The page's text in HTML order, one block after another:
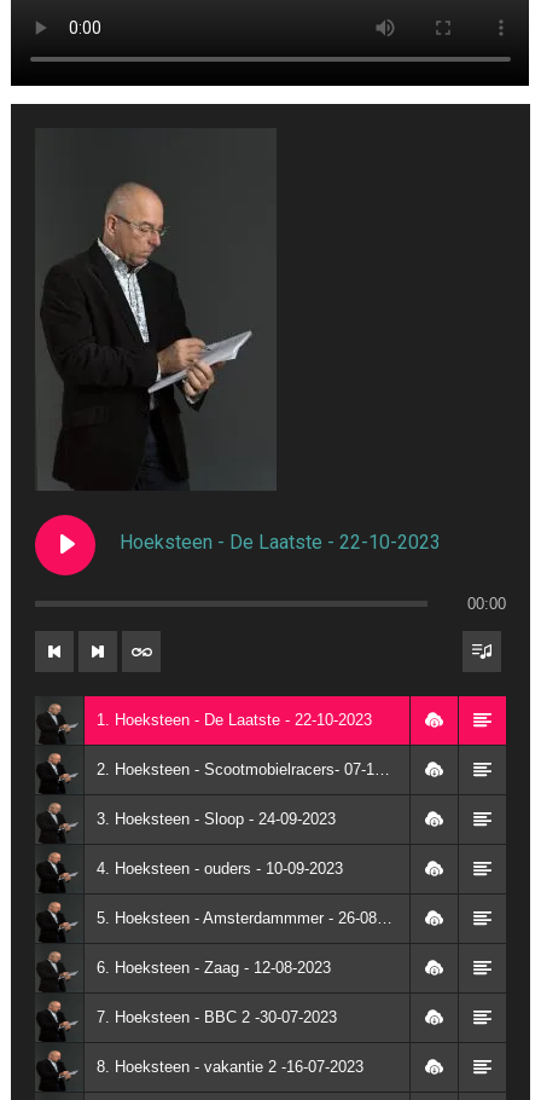
Hoeksteen - De Laatste - 22-10-2023
00:00
1. Hoeksteen - De Laatste - 22-10-2023
2. Hoeksteen - Scootmobielracers- 07-10-2023
3. Hoeksteen - Sloop - 24-09-2023
4. Hoeksteen - ouders - 10-09-2023
5. Hoeksteen - Amsterdammmer - 26-08-2023
6. Hoeksteen - Zaag - 12-08-2023
7. Hoeksteen - BBC 2 -30-07-2023
8. Hoeksteen - vakantie 2 -16-07-2023